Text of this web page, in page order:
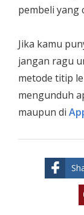
pembeli yang
Jika kamu
jangan ragu
metode titip
mengunduh
maupun di